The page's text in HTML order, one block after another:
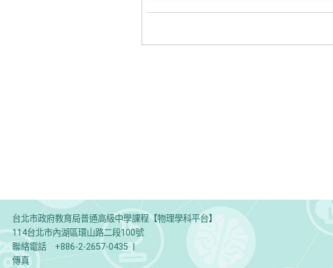
台北市政府教育局普通高級中學課程【物理學科平台】
114台北市內湖區環山路二段100號
聯絡電話
+886-2-2657-0435
|
傳真